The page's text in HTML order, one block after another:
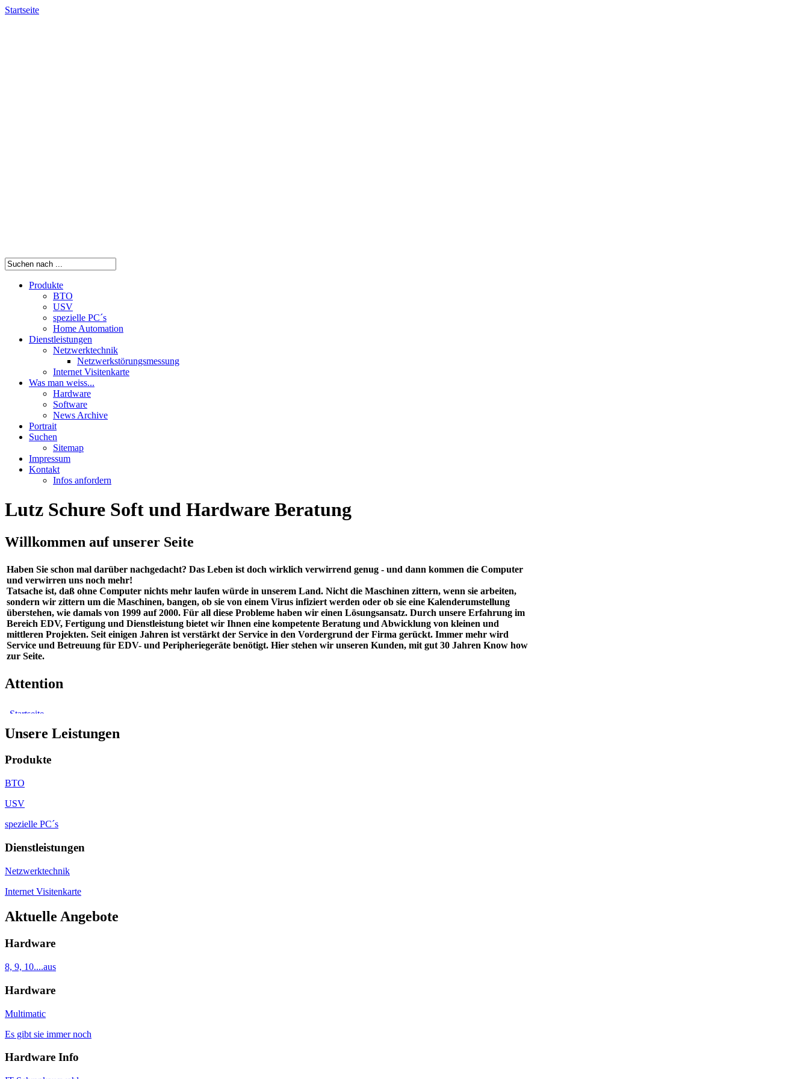
Startseite
Produkte
BTO
USV
spezielle PC´s
Home Automation
Dienstleistungen
Netzwerktechnik
Netzwerkstörungsmessung
Internet Visitenkarte
Was man weiss...
Hardware
Software
News Archive
Portrait
Suchen
Sitemap
Impressum
Kontakt
Infos anfordern
Lutz Schure Soft und Hardware Beratung
Willkommen auf unserer Seite
Haben Sie schon mal darüber nachgedacht? Das Leben ist doch wirklich verwirrend genug - und dann kommen die Computer
und verwirren uns noch mehr!
Tatsache ist, daß ohne Computer nichts mehr laufen würde in unserem Land. Nicht die Maschinen zittern, wenn sie arbeiten,
sondern wir zittern um die Maschinen, bangen, ob sie von einem Virus infiziert werden oder ob sie eine Kalenderumstellung
überstehen, wie damals von 1999 auf 2000. Für all diese Probleme haben wir einen Lösungsansatz. Durch unsere Erfahrung im
Bereich EDV, Fertigung und Dienstleistung bietet wir Ihnen eine kompetente Beratung und Abwicklung von kleinen und
mittleren Projekten. Seit einigen Jahren ist verstärkt der Service in den Vordergrund der Firma gerückt. Immer mehr wird
Service und Betreuung für EDV- und Peripheriegeräte benötigt. Hier stehen wir unseren Kunden, mit gut 30 Jahren Know how
zur Seite.
Attention
Unsere Leistungen
Produkte
BTO
USV
spezielle PC´s
Dienstleistungen
Netzwerktechnik
Internet Visitenkarte
Aktuelle Angebote
Hardware
8, 9, 10....aus
Hardware
Multimatic
Es gibt sie immer noch
Hardware Info